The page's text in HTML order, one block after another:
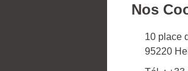
Nos
10 place
95220